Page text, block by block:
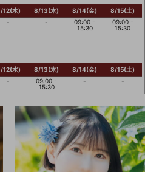
12(水)
-
8/13(木)
-
8/14(金)
09:00 -
15:30
8/15(土)
09:00 -
15:30
12(水)
-
8/13(木)
09:00 -
15:30
8/14(金)
-
8/15(土)
-